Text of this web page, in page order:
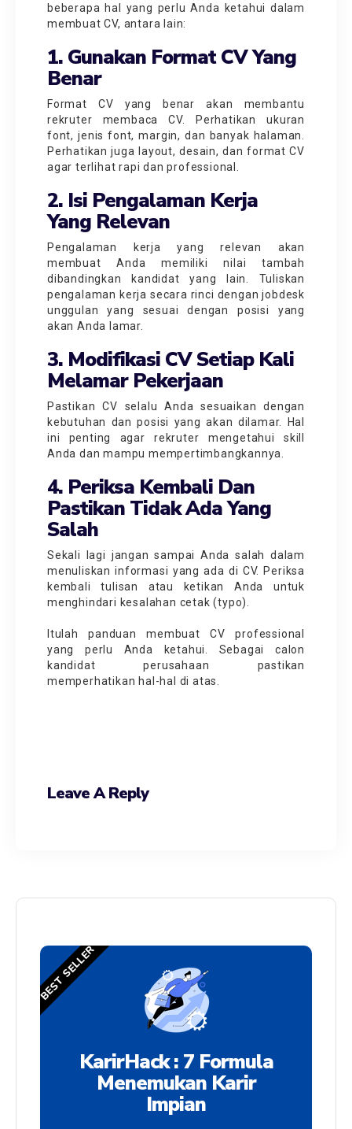
beberapa hal yang perlu Anda ketahui dalam
membuat CV, antara lain:
1. Gunakan Format CV Yang
Benar
Format CV yang benar akan membantu
rekruter membaca CV. Perhatikan ukuran
font, jenis font, margin, dan banyak halaman.
Perhatikan juga layout, desain, dan format CV
agar terlihat rapi dan professional.
2. Isi Pengalaman Kerja
Yang Relevan
Pengalaman kerja yang relevan akan
membuat Anda memiliki nilai tambah
dibandingkan kandidat yang lain. Tuliskan
pengalaman kerja secara rinci dengan jobdesk
unggulan yang sesuai dengan posisi yang
akan Anda lamar.
3. Modifikasi CV Setiap Kali
Melamar Pekerjaan
Pastikan CV selalu Anda sesuaikan dengan
kebutuhan dan posisi yang akan dilamar. Hal
ini penting agar rekruter mengetahui skill
Anda dan mampu mempertimbangkannya.
4. Periksa Kembali Dan
Pastikan Tidak Ada Yang
Salah
Sekali lagi jangan sampai Anda salah dalam
menuliskan informasi yang ada di CV. Periksa
kembali tulisan atau ketikan Anda untuk
menghindari kesalahan cetak (typo).
Itulah panduan membuat CV professional
yang perlu Anda ketahui. Sebagai calon
kandidat perusahaan pastikan
memperhatikan hal-hal di atas.
Leave A Reply
KarirHack : 7 Formula
Menemukan Karir
Impian
BEST SELLER